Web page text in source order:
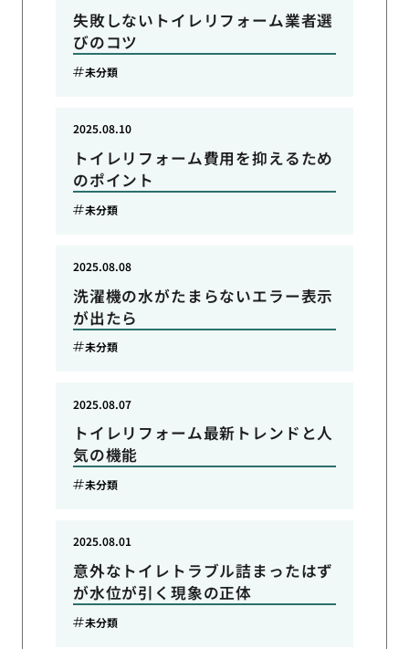
失敗しないトイレリフォーム業者選
びのコツ
未分類
トイレリフォーム費用を抑えるため
のポイント
2025.08.10
未分類
洗濯機の水がたまらないエラー表示
が出たら
2025.08.08
未分類
トイレリフォーム最新トレンドと人
気の機能
2025.08.07
未分類
意外なトイレトラブル詰まったはず
が水位が引く現象の正体
2025.08.01
未分類